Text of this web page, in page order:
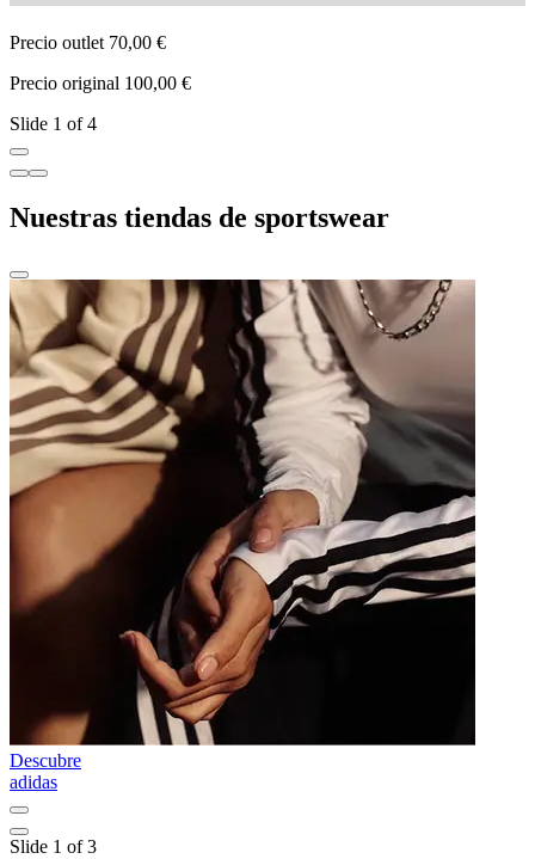
Precio outlet 70,00 €
Precio original 100,00 €
Slide 1 of 4
Nuestras tiendas de sportswear
Descubre
adidas
Slide 1 of 3